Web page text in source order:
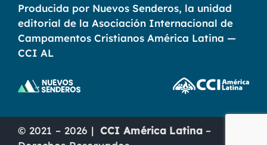
Producida por Nuevos Senderos, la unidad
editorial de la Asociación Internacional de
Campamentos Cristianos América Latina —
CCI AL
© 2021 – 2026 | CCI América Latina –